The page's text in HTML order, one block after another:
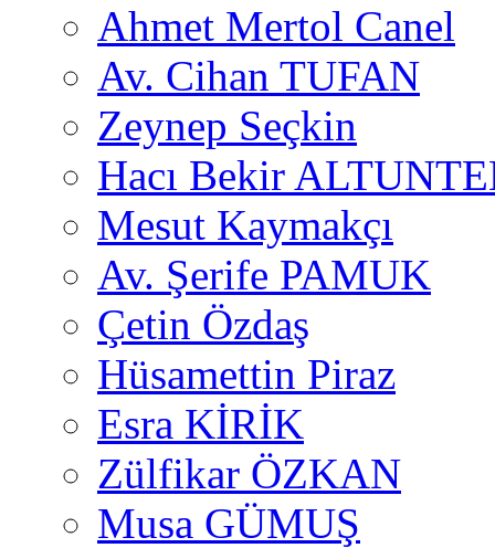
Ahmet Mertol Canel
Av. Cihan TUFAN
Zeynep Seçkin
Hacı Bekir
Mesut Kaymakçı
Av. Şerife PAMUK
Çetin Özdaş
Hüsamettin Piraz
Esra KİRİK
Zülfikar ÖZKAN
Musa GÜMUŞ